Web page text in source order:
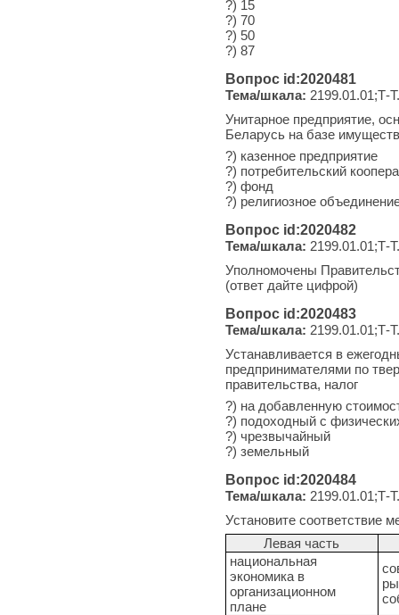
?) 15
?) 70
?) 50
?) 87
Вопрос id:2020481
Тема/шкала: 2199.01.01;Т-
Унитарное предприятие,
Беларусь на базе
?) казенное предприятие
?) потребительский
?) фонд
?) религиозное
Вопрос id:2020482
Тема/шкала: 2199.01.01;Т-
Уполномочены
(ответ дайте цифрой)
Вопрос id:2020483
Тема/шкала: 2199.01.01;Т-
Устанавливается в
предпринимателями по
правительства, налог
?) на добавленную
?) подоходный с
?) чрезвычайный
?) земельный
Вопрос id:2020484
Тема/шкала: 2199.01.01;Т-
Установите соответствие
Левая часть
национальная
экономика в
организационном
плане